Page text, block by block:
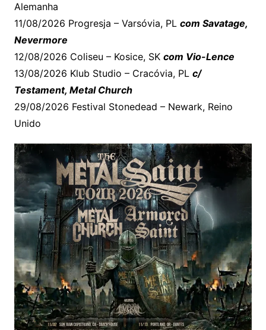
Alemanha
11/08/2026 Progresja – Varsóvia, PL com Savatage,
Nevermore
12/08/2026 Coliseu – Kosice, SK com Vio-Lence
13/08/2026 Klub Studio – Cracóvia, PL c/
Testament, Metal Church
29/08/2026 Festival Stonedead – Newark, Reino
Unido